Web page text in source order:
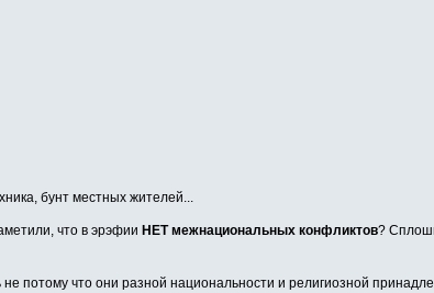
бунт местных жителей...
что в эрэфии НЕТ межнациональных конфликтов?
потому что они разной национальности и религиозной